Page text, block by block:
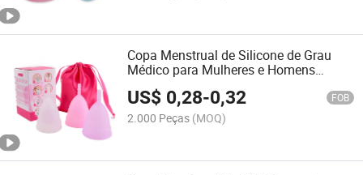
Copa Menstrual de Silicone de Grau
Médico para Mulheres e Homens
Aprovada pelo CE
US$ 0,28-0,32 FOB
2.000 Peças (MOQ)